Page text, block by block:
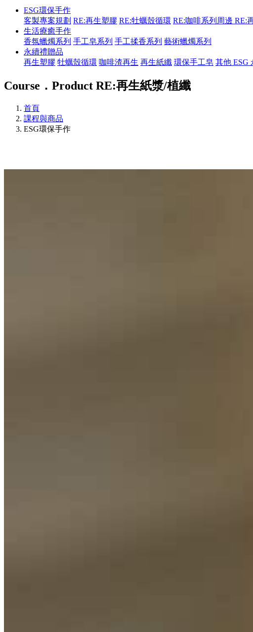
ESG環保手作
客製專案規劃 RE:再生塑膠 RE:牡蠣殼循環 RE:咖啡系列周邊 RE:
生活療癒手作
香氛蠟燭系列 手工皂系列 手工揉香系列 藝術蠟燭系列
永續禮贈品
再生塑膠 牡蠣殼循環 咖啡渣再生 再生紙纖 環保手工皂 其他 ESG
Course．Product RE:再生紙漿/植纖
首頁
課程與商品
ESG環保手作